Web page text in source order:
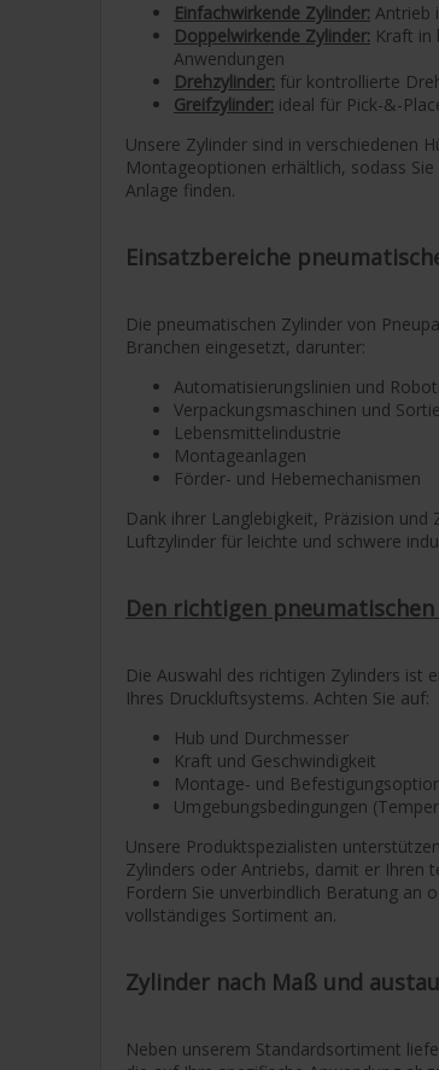
Einfachwirkende Zylinder: Antrieb
Doppelwirkende Zylinder: Kraft in
Anwendungen
Drehzylinder: für kontrollierte
Greifzylinder: ideal für Pick-&-
Unsere Zylinder sind in verschiedenen
Montageoptionen erhältlich, sodass
Anlage finden.
Einsatzbereiche
Die pneumatischen Zylinder von
Branchen eingesetzt, darunter:
Automatisierungslinien und
Verpackungsmaschinen und
Lebensmittelindustrie
Montageanlagen
Förder- und Hebemechanismen
Dank ihrer Langlebigkeit, Präzision und
Luftzylinder für leichte und schwere
Den richtigen
Die Auswahl des richtigen Zylinders ist
Ihres Druckluftsystems. Achten Sie auf:
Hub und Durchmesser
Kraft und Geschwindigkeit
Montage- und
Umgebungsbedingungen
Unsere Produktspezialisten
Zylinders oder Antriebs, damit er Ihren
Fordern Sie unverbindlich Beratung an
vollständiges Sortiment an.
Zylinder nach Maß und
Neben unserem Standardsortiment